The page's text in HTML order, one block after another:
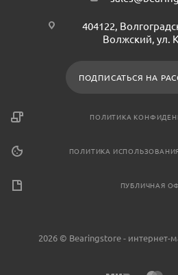
404122,
Волжский, ул.
ПОДПИСАТЬСЯ НА
ПОЛИТИКА
ПОЛИТИКА
ПУБЛИЧНАЯ
2026 © Bearingstore - интернет-